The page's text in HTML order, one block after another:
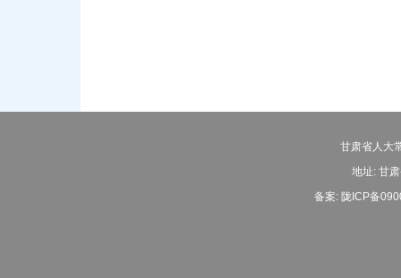
甘肃省人大
地址: 甘
备案: 陇ICP备